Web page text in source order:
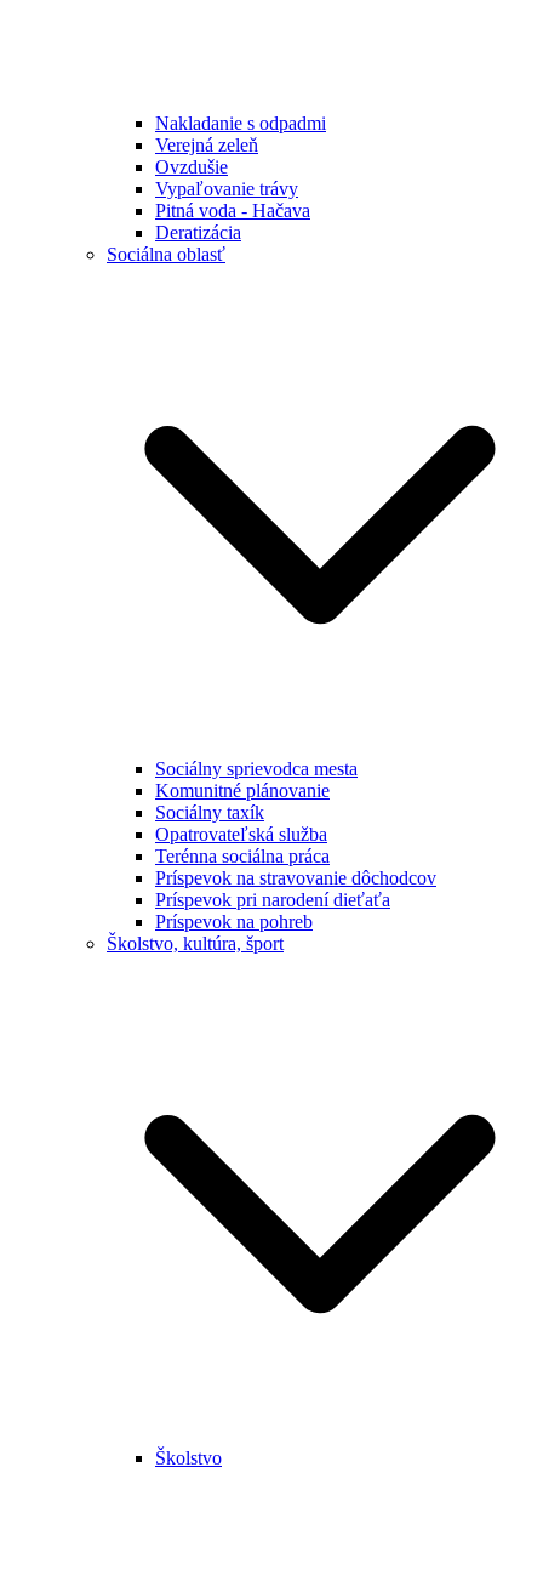
Nakladanie s odpadmi
Verejná zeleň
Ovzdušie
Vypaľovanie trávy
Pitná voda - Hačava
Deratizácia
Sociálna oblasť
Sociálny sprievodca mesta
Komunitné plánovanie
Sociálny taxík
Opatrovateľská služba
Terénna sociálna práca
Príspevok na stravovanie dôchodcov
Príspevok pri narodení dieťaťa
Príspevok na pohreb
Školstvo, kultúra, šport
Školstvo